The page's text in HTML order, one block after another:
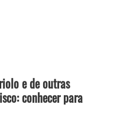
e de outras
conhecer para